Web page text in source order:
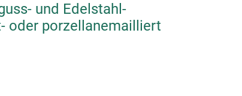
und Edelstahl-
oder porzellanemailliert